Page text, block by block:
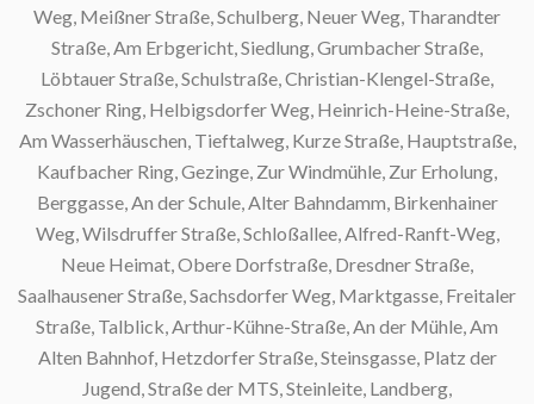
Weg, Meißner Straße, Schulberg, Neuer Weg, Tharandter
Straße, Am Erbgericht, Siedlung, Grumbacher Straße,
Löbtauer Straße, Schulstraße, Christian-Klengel-Straße,
Zschoner Ring, Helbigsdorfer Weg, Heinrich-Heine-Straße,
Am Wasserhäuschen, Tieftalweg, Kurze Straße, Hauptstraße,
Kaufbacher Ring, Gezinge, Zur Windmühle, Zur Erholung,
Berggasse, An der Schule, Alter Bahndamm, Birkenhainer
Weg, Wilsdruffer Straße, Schloßallee, Alfred-Ranft-Weg,
Neue Heimat, Obere Dorfstraße, Dresdner Straße,
Saalhausener Straße, Sachsdorfer Weg, Marktgasse, Freitaler
Straße, Talblick, Arthur-Kühne-Straße, An der Mühle, Am
Alten Bahnhof, Hetzdorfer Straße, Steinsgasse, Platz der
Jugend, Straße der MTS, Steinleite, Landberg,